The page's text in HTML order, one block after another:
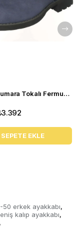
Büyük Numara Tokalı Fermuarlı Bot CS623 Lacivert
SEPETE EKLE
50 erkek ayakkabı,
kalıp ayakkabı,
,